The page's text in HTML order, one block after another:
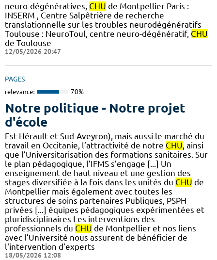
neuro-dégénératives, CHU de Montpellier Paris :
INSERM , Centre Salpêtrière de recherche
translationnelle sur les troubles neurodégénératifs
Toulouse : NeuroToul, centre neuro-dégénératif, CHU
de Toulouse
12/05/2026 20:47
PAGES
relevance: 70%
Notre politique - Notre projet
d'école
Est-Hérault et Sud-Aveyron), mais aussi le marché du
travail en Occitanie, l’attractivité de notre CHU , ainsi
que l’Universitarisation des formations sanitaires. Sur
le plan pédagogique, l’IFMS s’engage [...] Un
enseignement de haut niveau et une gestion des
stages diversifiée à la fois dans les unités du CHU de
Montpellier mais également avec toutes les
structures de soins partenaires Publiques, PSPH
privées [...] équipes pédagogiques expérimentées et
pluridisciplinaires Les interventions des
professionnels du CHU de Montpellier et nos liens
avec l’Université nous assurent de bénéficier de
l'intervention d’experts
18/05/2026 12:08